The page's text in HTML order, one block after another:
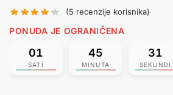
(5 recenzije korisnika)
PONUDA JE OGRANIČENA
01
SATI
45
MINUTA
30
SEKUNDI